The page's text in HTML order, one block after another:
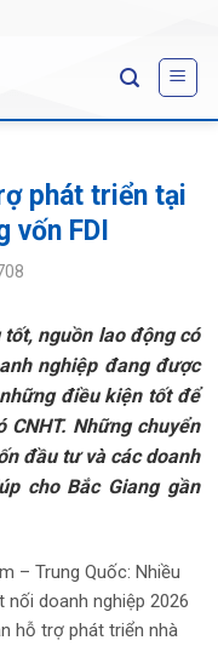
phát triển tại
vốn FDI
nguồn lao động có
nghiệp đang được
điều kiện tốt để
Những chuyển
đầu tư và các doanh
cho Bắc Giang gần
– Trung Quốc: Nhiều
doanh nghiệp 2026
hỗ trợ phát triển nhà